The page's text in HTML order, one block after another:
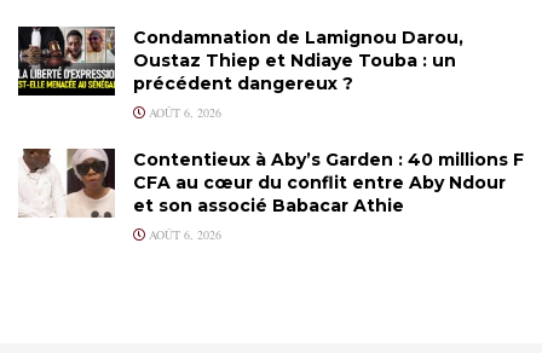
Condamnation de Lamignou Darou,
Oustaz Thiep et Ndiaye Touba : un
précédent dangereux ?
AOÛT 6, 2026
Contentieux à Aby’s Garden : 40 millions F
CFA au cœur du conflit entre Aby Ndour
et son associé Babacar Athie
AOÛT 6, 2026